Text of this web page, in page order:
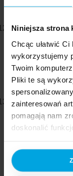
Niniejsza strona
Chcąc ułatwić
wykorzystujemy
Twoim
Pliki te są
zainteresowań
pomagają nam
doskonalić
Część z plików
serwisu i jego
użytkowników.
Wąskie pola
co prowadzi do
odgadywania
odpowiedź na
podejście
Przedstawianie
go, co jest
spełnienia
ale wiedza o
na